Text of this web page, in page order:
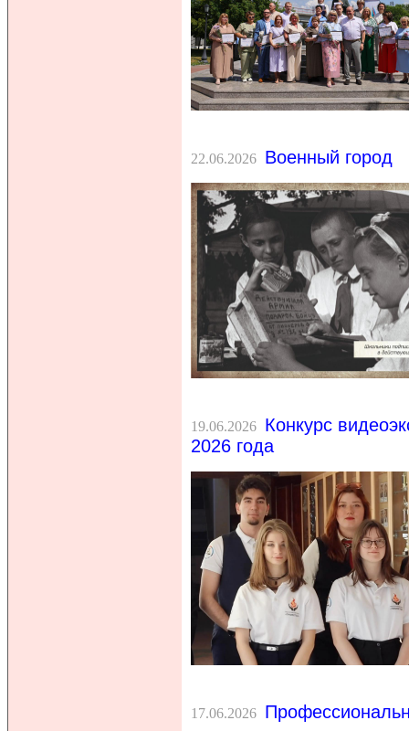
22.06.2026 Военный город
19.06.2026 Конкурс
2026 года
17.06.2026